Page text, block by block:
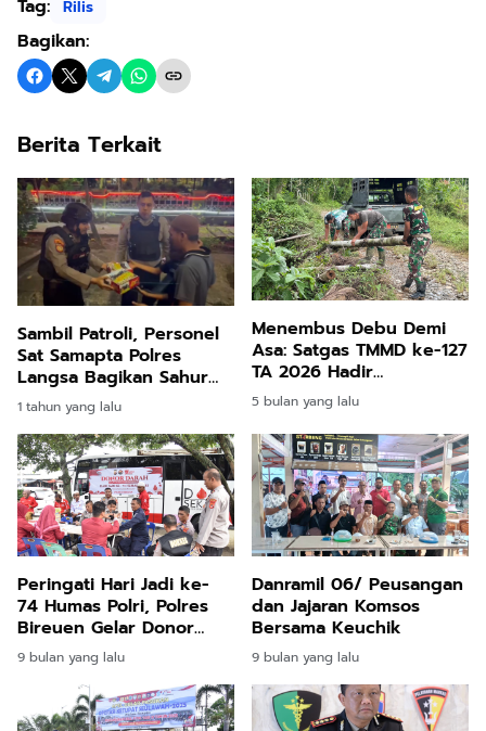
Tag: Rilis
Bagikan:
Berita Terkait
Sambil Patroli, Personel
Sat Samapta Polres
Langsa Bagikan Sahur
Gratis kepada
Masyarakat
1 tahun yang lalu
Menembus Debu Demi
Asa: Satgas TMMD ke-127
TA 2026 Hadir
Menghidupkan Akses
dan Harapan di Jeumpa
Sikureng
5 bulan yang lalu
Peringati Hari Jadi ke-
74 Humas Polri, Polres
Bireuen Gelar Donor
Darah
9 bulan yang lalu
Danramil 06/ Peusangan
dan Jajaran Komsos
Bersama Keuchik
9 bulan yang lalu